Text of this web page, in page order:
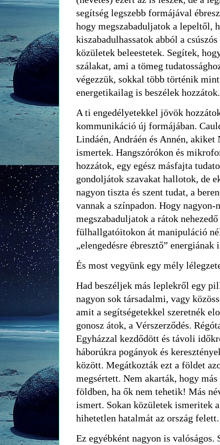
segítség legszebb formájával
hogy megszabaduljatok a lepeltől,
kiszabadulhassatok abból a
közületek beleestetek. Segítek,
szálakat, ami a tömeg
végezzük, sokkal több történik
energetikailag is beszélek hozzátok.
A ti engedélyetekkel jövök
kommunikáció új formájában.
Lindáén, Andráén és Annén, akiket
ismertek. Hangszórókon és
hozzátok, egy egész másfajta
gondoljátok szavakat hallotok, de
nagyon tiszta és szent tudat, a
vannak a színpadon. Hogy nagyon-
megszabaduljatok a rátok
fülhallgatóitokon át manipuláció
„elengedésre ébresztő”
És most vegyünk egy mély
Had beszéljek más leplekről egy
nagyon sok társadalmi, vagy
amit a segítségetekkel szeretnék
gonosz átok, a Vérszerződés.
Egyházzal kezdődött és távoli
háborúkra pogányok és
között. Megátkozták ezt a földet
megsértett. Nem akarták, hogy
földben, ha ők nem tehetik! Más
ismert. Sokan közületek ismeritek
hihetetlen hatalmát az ország felett.
Ez egyébként nagyon is